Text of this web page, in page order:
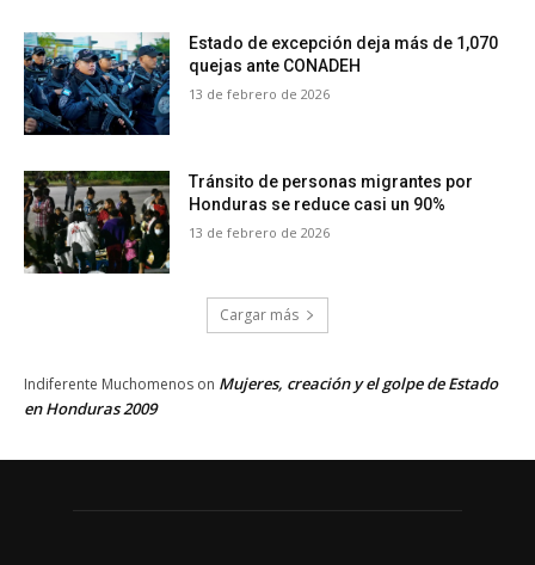
Estado de excepción deja más de 1,070
quejas ante CONADEH
13 de febrero de 2026
Tránsito de personas migrantes por
Honduras se reduce casi un 90%
13 de febrero de 2026
Cargar más
Indiferente Muchomenos on Mujeres, creación y el golpe de Estado
en Honduras 2009